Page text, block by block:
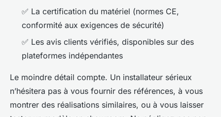
✅ La certification du matériel (normes CE,
conformité aux exigences de sécurité)
✅ Les avis clients vérifiés, disponibles sur des
plateformes indépendantes
Le moindre détail compte. Un installateur sérieux
n’hésitera pas à vous fournir des références, à vous
montrer des réalisations similaires, ou à vous laisser